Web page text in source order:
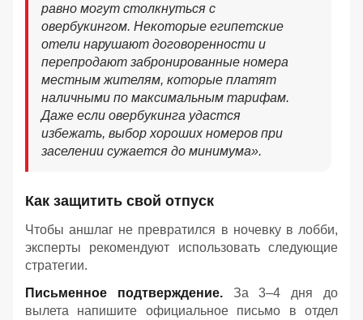
равно могут столкнуться с
овербукингом. Некоторые египетские
отели нарушают договоренности и
перепродают забронированные номера
местным жителям, которые платят
наличными по максимальным тарифам.
Даже если овербукинга удастся
избежать, выбор хороших номеров при
заселении сужается до минимума».
Как защитить свой отпуск
Чтобы аншлаг не превратился в ночевку в лобби,
эксперты рекомендуют использовать следующие
стратегии.
Письменное подтверждение.За 3–4 дня до
вылета напишите официальное письмо в отдел